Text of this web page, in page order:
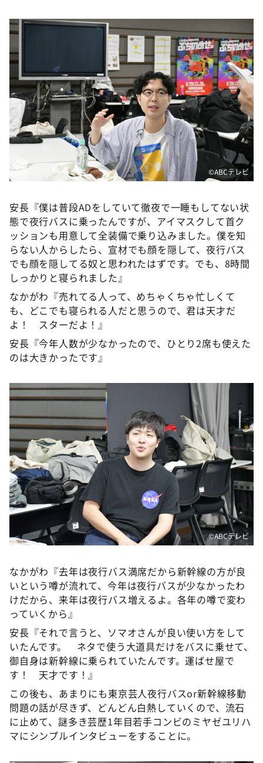
©️ABCテレビ
安長『僕は普段ADをしていて徹夜で一睡もしてない状
態で夜行バスに乗ったんですが、アイマスクして首ク
ッションも用意して全装備で乗り込みました。僕を知
らない人からしたら、宣材でも顔を隠して、夜行バス
でも顔を隠してる奴と思われたはずです。でも、8時間
しっかりと寝られました』
なかがわ『売れてる人って、めちゃくちゃ忙しくて
も、どこでも寝られる人だと思うので、君は天才だ
よ！ スターだよ！』
安長『今年人数が少なかったので、ひとり2席も使えた
のは大きかったです』
©️ABCテレビ
なかがわ『去年は夜行バス満席だから新幹線の方が良
いという噂が流れて、今年は夜行バスが少なかったわ
けだから、来年は夜行バス増えるよ。各年の噂で変わ
っていくから』
安長『それで言うと、ソマオさんが良い使い方をして
いたんです。 ネタで使う大道具だけをバスに乗せて、
御自身は新幹線に乗られていたんです。運ばせ屋で
す！ 天才です！』
この後も、あまりにも東京芸人夜行バスor新幹線移動
問題の話が尽きず、どんどん白熱していくので、流石
に止めて、謎多き芸歴1年目若手コンビのミヤゼユリハ
マにシンプルインタビューをすることに。